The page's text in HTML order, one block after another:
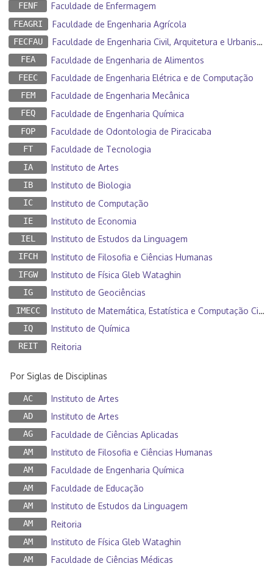
FENF Faculdade de Enfermagem
FEAGRI Faculdade de Engenharia Agrícola
FECFAU Faculdade de Engenharia Civil, Arquitetura e Urbanismo
FEA Faculdade de Engenharia de Alimentos
FEEC Faculdade de Engenharia Elétrica e de Computação
FEM Faculdade de Engenharia Mecânica
FEQ Faculdade de Engenharia Química
FOP Faculdade de Odontologia de Piracicaba
FT Faculdade de Tecnologia
IA Instituto de Artes
IB Instituto de Biologia
IC Instituto de Computação
IE Instituto de Economia
IEL Instituto de Estudos da Linguagem
IFCH Instituto de Filosofia e Ciências Humanas
IFGW Instituto de Física Gleb Wataghin
IG Instituto de Geociências
IMECC Instituto de Matemática, Estatística e Computação Científica
IQ Instituto de Química
REIT Reitoria
Por Siglas de Disciplinas
AC Instituto de Artes
AD Instituto de Artes
AG Faculdade de Ciências Aplicadas
AM Instituto de Filosofia e Ciências Humanas
AM Faculdade de Engenharia Química
AM Faculdade de Educação
AM Instituto de Estudos da Linguagem
AM Reitoria
AM Instituto de Física Gleb Wataghin
AM Faculdade de Ciências Médicas